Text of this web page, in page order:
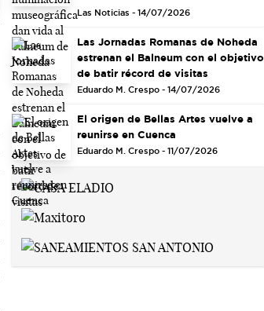
Las Noticias - 14/07/2026
Las Jornadas Romanas de Noheda
estrenan el Balneum con el objetivo
de batir récord de visitas
Eduardo M. Crespo - 14/07/2026
El origen de Bellas Artes vuelve a
reunirse en Cuenca
Eduardo M. Crespo - 11/07/2026